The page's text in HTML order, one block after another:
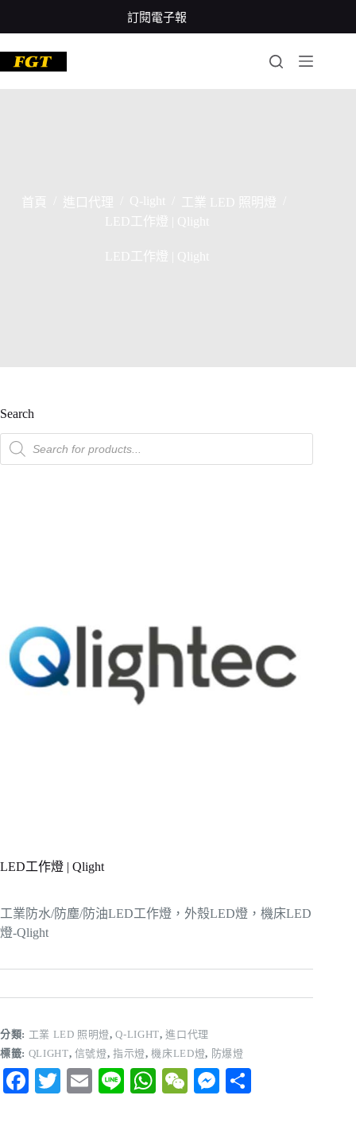
訂閱電子報
LED工作燈 | Qlight
工業防水/防塵/防油LED工作燈，外殼LED燈，機床LED
燈-Qlight
分類: 工業 LED 照明燈,Q-LIGHT,進口代理
標籤: QLIGHT, 信號燈,指示燈,機床LED燈, 防爆燈
Fa T
E
Li
W
W
M
Search
產
品
搜